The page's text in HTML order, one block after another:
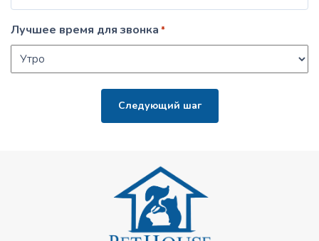
Лучшее время для звонка *